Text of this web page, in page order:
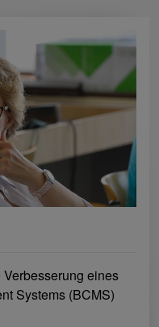
eines
Systems (BCMS)